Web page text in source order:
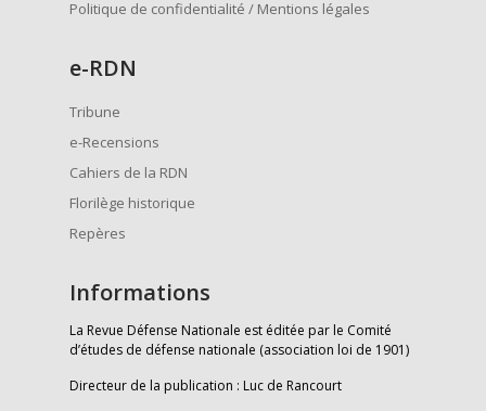
Politique de confidentialité / Mentions légales
e-RDN
Tribune
e-Recensions
Cahiers de la RDN
Florilège historique
Repères
Informations
La Revue Défense Nationale est éditée par le Comité
d’études de défense nationale (association loi de 1901)
Directeur de la publication : Luc de Rancourt